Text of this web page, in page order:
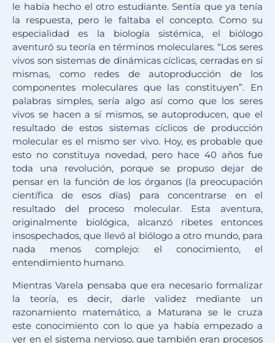
le había hecho el otro estudiante. Sentía que ya tenía
la respuesta, pero le faltaba el concepto. Como su
especialidad es la biología sistémica, el biólogo
aventuró su teoría en términos moleculares. “Los seres
vivos son sistemas de dinámicas cíclicas, cerradas en sí
mismas, como redes de autoproducción de los
componentes moleculares que las constituyen”. En
palabras simples, sería algo así como que los seres
vivos se hacen a sí mismos, se autoproducen, que el
resultado de estos sistemas cíclicos de producción
molecular es el mismo ser vivo. Hoy, es probable que
esto no constituya novedad, pero hace 40 años fue
toda una revolución, porque se propuso dejar de
pensar en la función de los órganos (la preocupación
científica de esos días) para concentrarse en el
resultado del proceso molecular. Esta aventura,
originalmente biológica, alcanzó ribetes entonces
insospechados, que llevó al biólogo a otro mundo, para
nada menos complejo: el conocimiento, el
entendimiento humano.
Mientras Varela pensaba que era necesario formalizar
la teoría, es decir, darle validez mediante un
razonamiento matemático, a Maturana se le cruza
este conocimiento con lo que ya había empezado a
ver en el sistema nervioso, que también eran procesos